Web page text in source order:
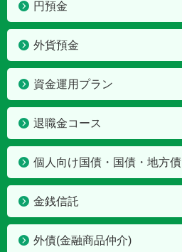
円預金
外貨預金
資金運用プラン
退職金コース
個人向け国債・国債・地方債
金銭信託
外債(金融商品仲介)